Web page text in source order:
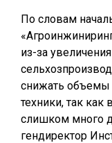
По словам
из-за
снижать объемы
техники, так как
слишком много
гендиректор